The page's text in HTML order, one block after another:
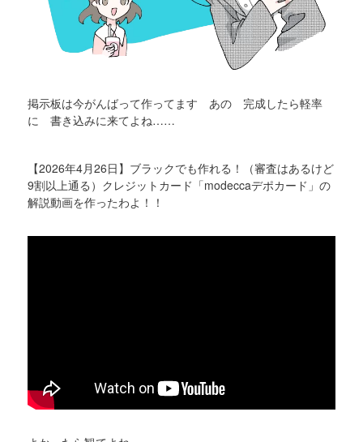
掲示板は今がんばって作ってます あの 完成したら軽率
に 書き込みに来てよね……
【2026年4月26日】ブラックでも作れる！（審査はあるけど
9割以上通る）クレジットカード「modeccaデポカード」の
解説動画を作ったわよ！！